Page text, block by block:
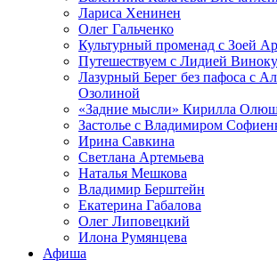
Лариса Хенинен
Олег Гальченко
Культурный променад с Зоей
Путешествуем с Лидией
Лазурный Берег без пафоса с
Озолиной
«Задние мысли» Кирилла
Застолье с Владимиром
Ирина Савкина
Светлана Артемьева
Наталья Мешкова
Владимир Берштейн
Екатерина Габалова
Олег Липовецкий
Илона Румянцева
Афиша